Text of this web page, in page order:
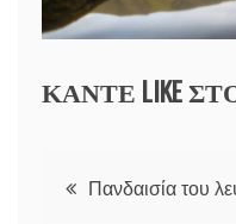
ΚΑΝΤΕ LIKE
Πλοήγηση
Πανδαισία του